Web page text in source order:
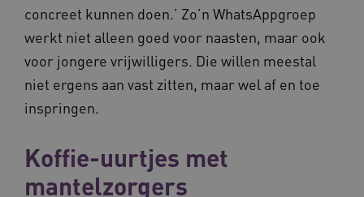
concreet kunnen doen.’ Zo’n WhatsAppgroep
werkt niet alleen goed voor naasten, maar ook
voor jongere vrijwilligers. Die willen meestal
niet ergens aan vast zitten, maar wel af en toe
inspringen.
Koffie-uurtjes met
mantelzorgers
FPLC